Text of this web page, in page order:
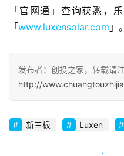
商
观
察
企
「官网通」查询获悉，
「www.luxensolar.com 」。
发布者：创投之家，转载请注
http://
新三板 Luxen